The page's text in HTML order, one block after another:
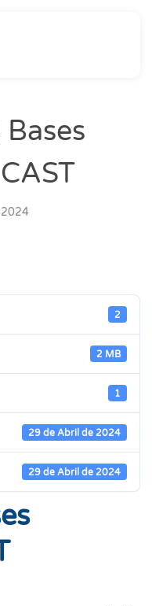
2
2 MB
1
29 de Abril de 2024
29 de Abril de 2024